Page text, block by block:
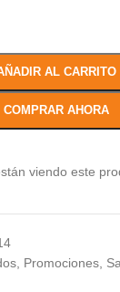
AL CARRITO
COMPRAR AHORA
viendo este
, Promociones,